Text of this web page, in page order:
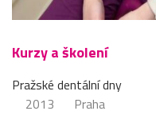
Kurzy a školení
Pražské dentální dny
2013
Praha